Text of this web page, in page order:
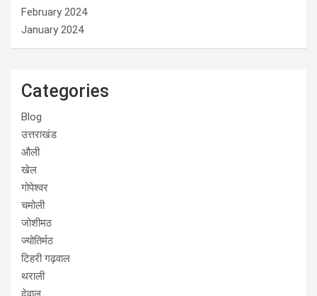
February 2024
January 2024
Categories
Blog
उत्तराखंड
औली
खेल
गोपेश्वर
चमोली
जोशीमठ
ज्योतिर्मठ
टिहरी गढ़वाल
थराली